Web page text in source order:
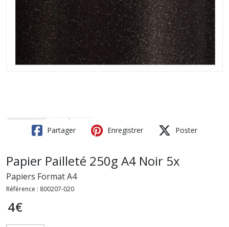
Partager Enregistrer Poster
Papier Pailleté 250g A4 Noir 5x
Papiers Format A4
Référence : 800207-020
4€